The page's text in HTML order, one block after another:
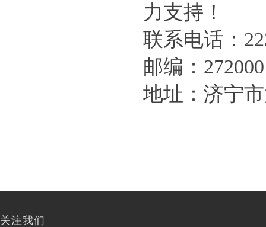
力支持！
联系电话：
邮编：272000
地址：济宁
关注我们